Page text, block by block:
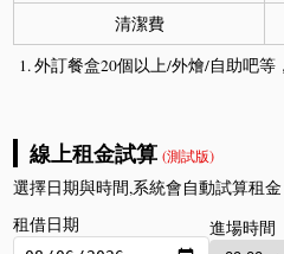
清潔費
外訂餐盒20個以上/外燴/自助吧等
線上租金試算(測試版)
選擇日期與時間,系統會自動試算租金
租借日期
進場時間